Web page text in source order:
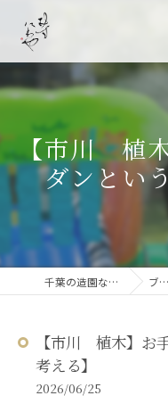
【市川 植
ダンとい
千葉の造園なら結ニワ屋 ブログ
【市川 植木】お
考える】
2026/06/25